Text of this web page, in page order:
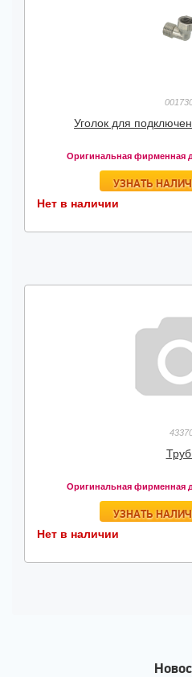
Уголок для
Оригинальная фирменная
УЗНАТЬ
Нет в наличии
Оригинальная фирменная
УЗНАТЬ
Нет в наличии